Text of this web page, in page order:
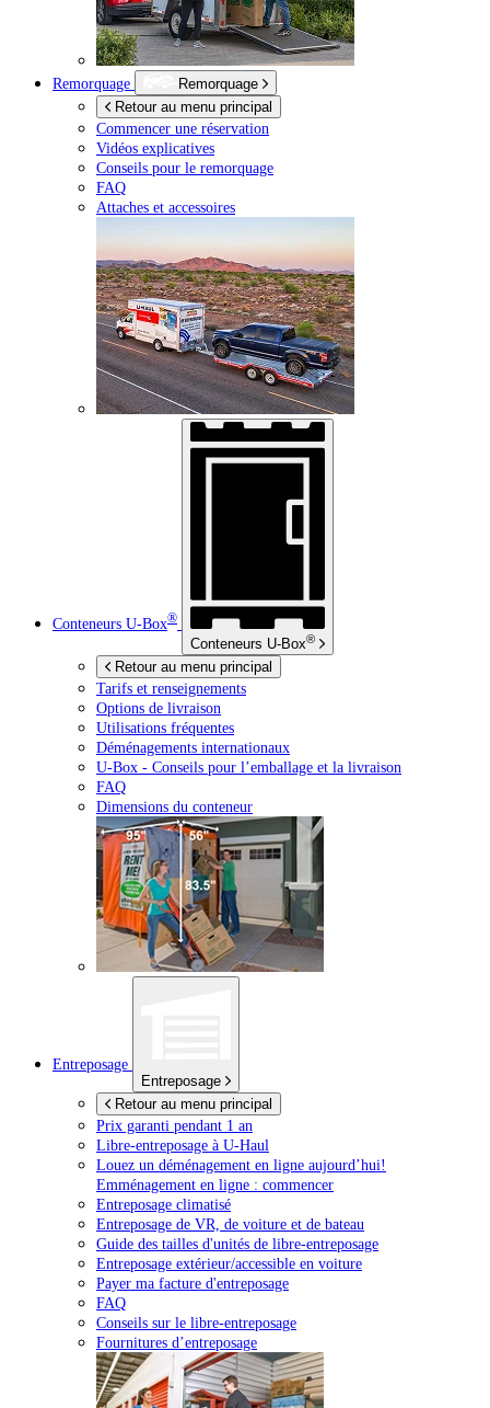
Remorquage
Remorquage
Retour au menu principal
Commencer une réservation
Vidéos explicatives
Conseils pour le remorquage
FAQ
Attaches et accessoires
Conteneurs U-Box®
Conteneurs U-Box®
Retour au menu principal
Tarifs et renseignements
Options de livraison
Utilisations fréquentes
Déménagements internationaux
U-Box - Conseils pour l’emballage et la livraison
FAQ
Dimensions du conteneur
Entreposage
Entreposage
Retour au menu principal
Prix garanti pendant 1 an
Libre-entreposage à U-Haul
Louez un déménagement en ligne aujourd’hui!
Emménagement en ligne : commencer
Entreposage climatisé
Entreposage de VR, de voiture et de bateau
Guide des tailles d'unités de libre-entreposage
Entreposage extérieur/accessible en voiture
Payer ma facture d'entreposage
FAQ
Conseils sur le libre-entreposage
Fournitures d’entreposage